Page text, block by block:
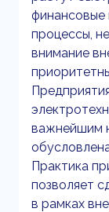
финансовые
процессы,
внимание
важнейшим
Практика
позволяет
в рамках